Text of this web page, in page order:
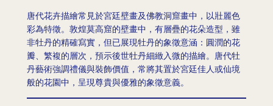
唐代花卉描繪常見於宮廷壁畫及佛教洞窟畫中，以壯麗色
彩為特徵。敦煌莫高窟的壁畫中，有層疊的花朵造型，雖
非牡丹的精確寫實，但已展現牡丹的象徵意涵：圓潤的花
瓣、繁複的層次，預示後世牡丹細緻入微的描繪。唐代牡
丹藝術強調禮儀與裝飾價值，常將其置於宮廷佳人或仙境
般的花園中，呈現尊貴與優雅的象徵意義。